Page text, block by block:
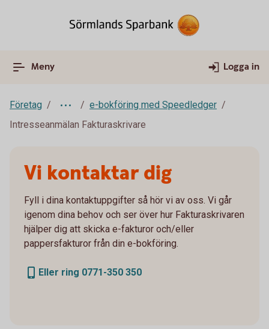
Meny Logga in
Företag
e-bokföring med Speedledger
Intresseanmälan Fakturaskrivare
Vi kontaktar dig
Fyll i dina kontaktuppgifter så hör vi av oss. Vi går
igenom dina behov och ser över hur Fakturaskrivaren
hjälper dig att skicka e-fakturor och/eller
pappersfakturor från din e-bokföring.
Eller ring 0771-350 350